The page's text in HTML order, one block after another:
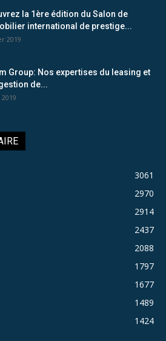
la 1ère édition du Salon de
international de prestige...
2019
Group: Nos expertises du leasing et
de...
3061
2970
2914
2437
2088
1797
1677
1489
1424